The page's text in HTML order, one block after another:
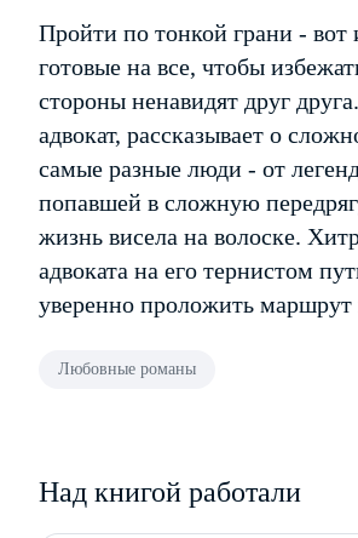
Пройти по тонкой грани - вот
готовые на все, чтобы
стороны ненавидят друг
адвокат, рассказывает о
самые разные люди - от
попавшей в сложную
жизнь висела на волоске.
адвоката на его тернистом
уверенно проложить
Любовные романы
Над книгой работали